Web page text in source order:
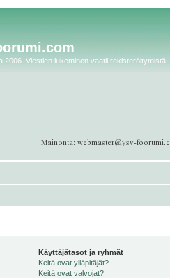
Viestien lukeminen vaatii rekisteröitymistä.
Käyttäjätasot ja ryhmät
Keitä ovat ylläpitäjät?
Keitä ovat valvojat?